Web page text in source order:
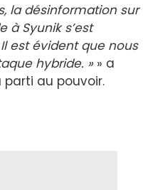
la désinformation sur
à Syunik s’est
est évident que nous
hybride. »» a
au pouvoir.